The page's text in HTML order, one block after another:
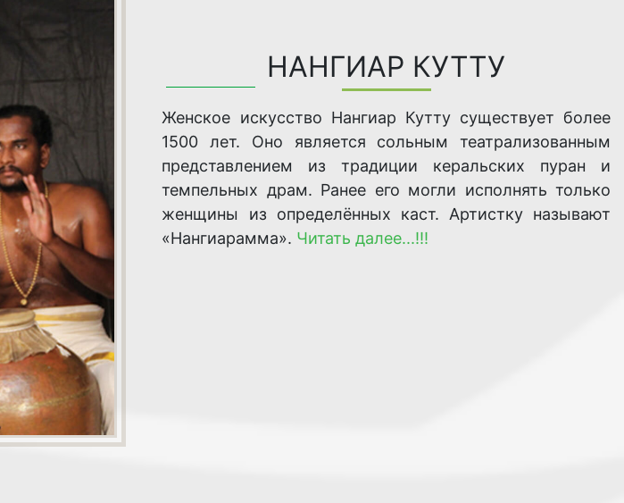
НАНГИАР КУТТУ
Женское искусство Нангиар Кутту существует более
1500 лет. Оно является сольным театрализованным
представлением из традиции керальских пуран и
темпельных драм. Ранее его могли исполнять только
женщины из определённых каст. Артистку называют
«Нангиарамма». Читать далее...!!!